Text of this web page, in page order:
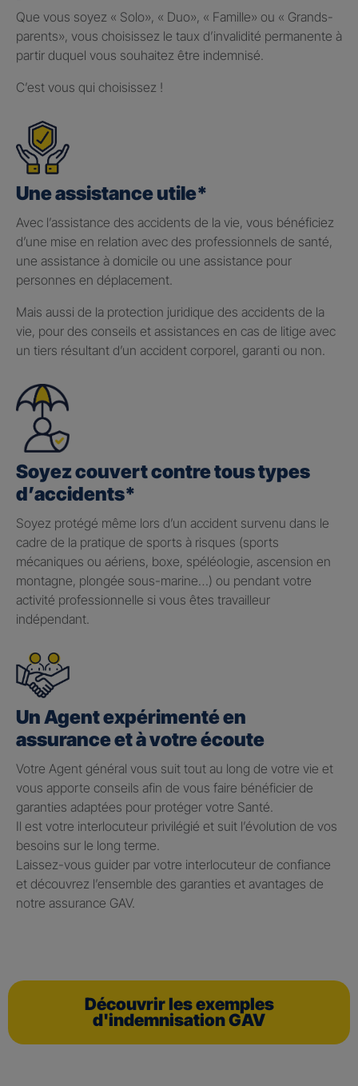
Que vous soyez « Solo», « Duo», « Famille» ou « Grands-
parents», vous choisissez le taux d’invalidité permanente à
partir duquel vous souhaitez être indemnisé.
C’est vous qui choisissez !
Une assistance utile*
Avec l’assistance des accidents de la vie, vous bénéficiez
d’une mise en relation avec des professionnels de santé,
une assistance à domicile ou une assistance pour
personnes en déplacement.
Mais aussi de la protection juridique des accidents de la
vie, pour des conseils et assistances en cas de litige avec
un tiers résultant d’un accident corporel, garanti ou non.
Soyez couvert contre tous types
d’accidents*
Soyez protégé même lors d’un accident survenu dans le
cadre de la pratique de sports à risques (sports
mécaniques ou aériens, boxe, spéléologie, ascension en
montagne, plongée sous-marine…) ou pendant votre
activité professionnelle si vous êtes travailleur
indépendant.
Un Agent expérimenté en
assurance et à votre écoute
Votre Agent général vous suit tout au long de votre vie et
vous apporte conseils afin de vous faire bénéficier de
garanties adaptées pour protéger votre Santé.
Il est votre interlocuteur privilégié et suit l’évolution de vos
besoins sur le long terme.
Laissez-vous guider par votre interlocuteur de confiance
et découvrez l’ensemble des garanties et avantages de
notre assurance GAV.
Découvrir les exemples
d'indemnisation GAV